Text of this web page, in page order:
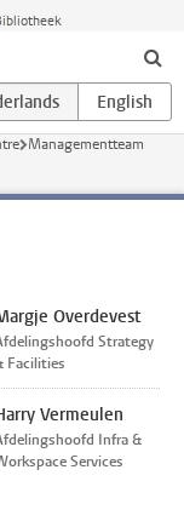
Managementteam
Overdevest
Strategy
Facilities
Vermeulen
Infra &
Services